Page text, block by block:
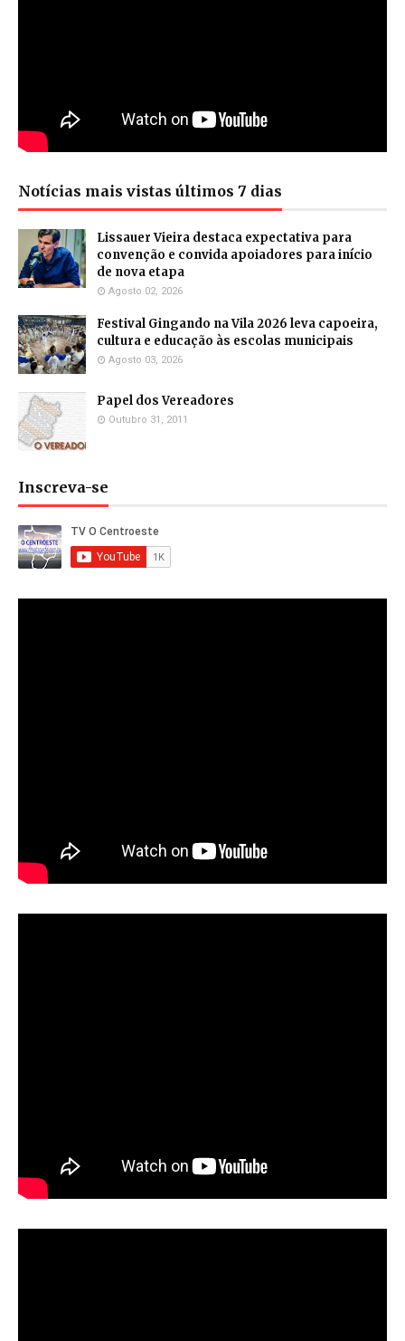
Notícias mais vistas últimos 7 dias
Lissauer Vieira destaca expectativa para
convenção e convida apoiadores para início
de nova etapa
Agosto 02, 2026
Festival Gingando na Vila 2026 leva capoeira,
cultura e educação às escolas municipais
Agosto 03, 2026
Papel dos Vereadores
Outubro 31, 2011
Inscreva-se